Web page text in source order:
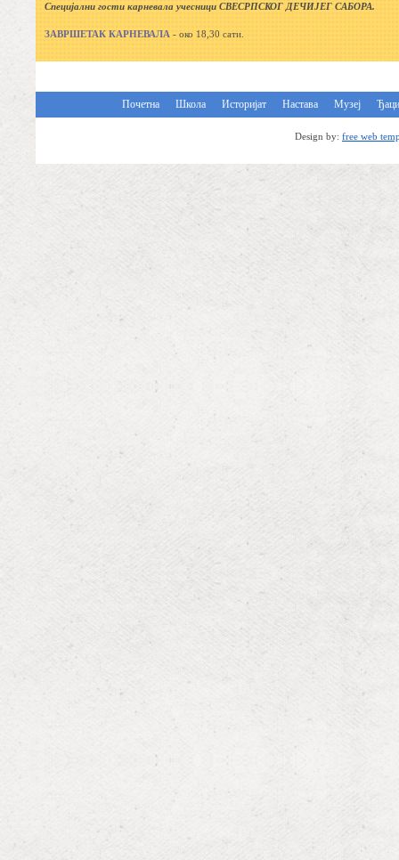
Специјални гости карневала учесници СВЕСРПСКОГ ДЕЧИЈЕГ САБОРА.
ЗАВРШЕТАК КАРНЕВАЛА - око 18,30 сати.
Почетна Школа Историјат Настава Музеј Ђаци
Design by: free web